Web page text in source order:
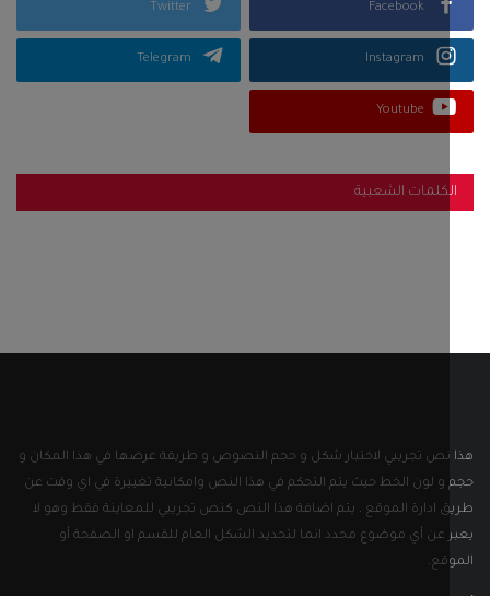
Facebook
Twitter
Instagram
Telegram
Youtube
الشعبية
تجريبي لاختبار شكل و حجم النصوص و طريقة عرضها في هذا المكان و
لون الخط حيث يتم التحكم في هذا النص وامكانية تغييرة في اي وقت عن
ادارة الموقع . يتم اضافة هذا النص كنص تجريبي للمعاينة فقط وهو لا
عن أي موضوع محدد انما لتحديد الشكل العام للقسم او الصفحة أو